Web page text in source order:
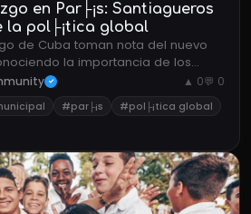
en Par├¡s: Santiagueros
la pol├¡tica global
de Cuba toman nota del nuevo
la importancia de los
aunque con limitado impacto
✓ ▲ 0💬 0
#par├¡s
#pol├¡tica global